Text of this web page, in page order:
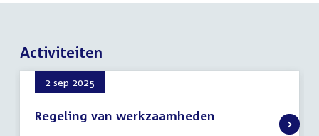
Activiteiten
2 sep 2025
Regeling van werkzaamheden